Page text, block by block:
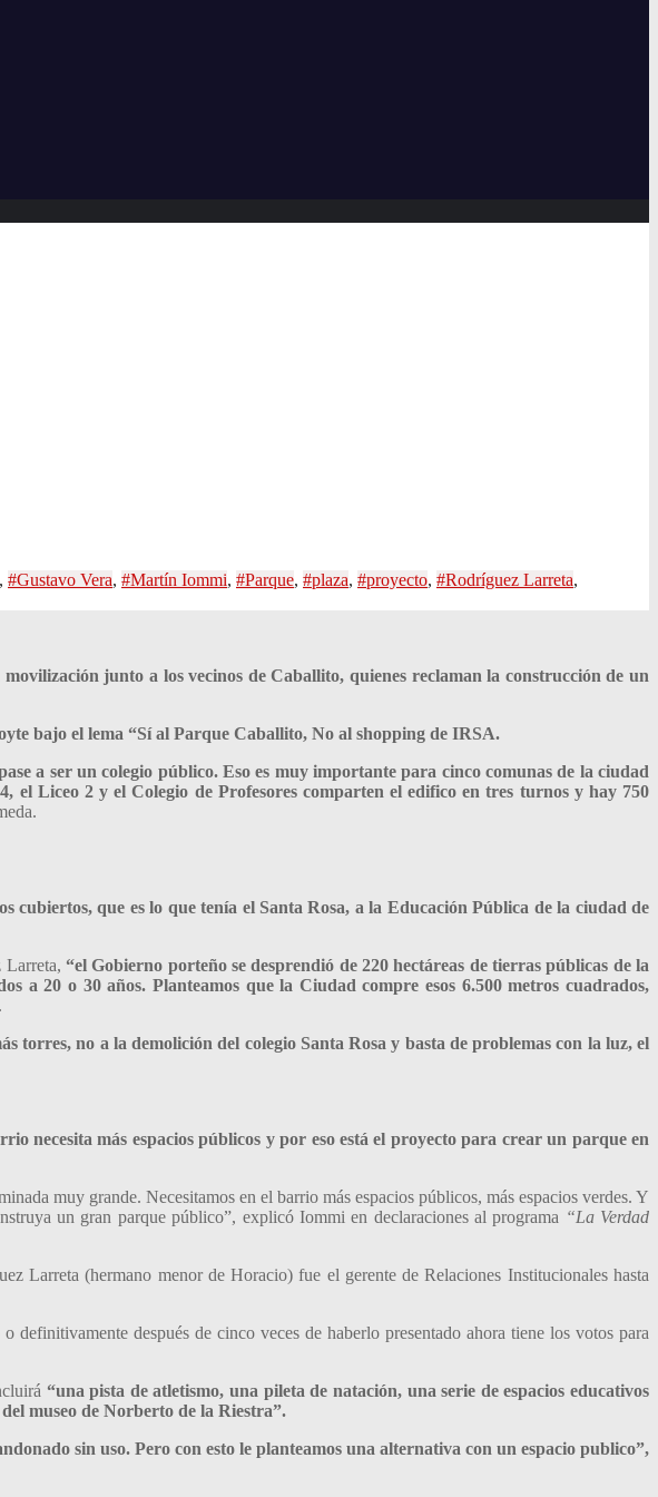
, #Gustavo Vera, #Martín Iommi, #Parque, #plaza, #proyecto, #Rodríguez Larreta,
junto a los vecinos de Caballito, quienes reclaman la construcción de un
bajo el lema “Sí al Parque Caballito, No al shopping de IRSA.
a ser un colegio público. Eso es muy importante para cinco comunas de la ciudad
el Liceo 2 y el Colegio de Profesores comparten el edifico en tres turnos y hay 750
cubiertos, que es lo que tenía el Santa Rosa, a la Educación Pública de la ciudad de
Larreta, “el Gobierno porteño se desprendió de 220 hectáreas de tierras públicas de la
a 20 o 30 años. Planteamos que la Ciudad compre esos 6.500 metros cuadrados,
torres, no a la demolición del colegio Santa Rosa y basta de problemas con la luz, el
necesita más espacios públicos y por eso está el proyecto para crear un parque en
muy grande. Necesitamos en el barrio más espacios públicos, más espacios verdes. Y
un gran parque público”, explicó Iommi en declaraciones al programa “La Verdad
Larreta (hermano menor de Horacio) fue el gerente de Relaciones Institucionales hasta
después de cinco veces de haberlo presentado ahora tiene los votos para
“una pista de atletismo, una pileta de natación, una serie de espacios educativos
museo de Norberto de la Riestra”.
sin uso. Pero con esto le planteamos una alternativa con un espacio publico”,